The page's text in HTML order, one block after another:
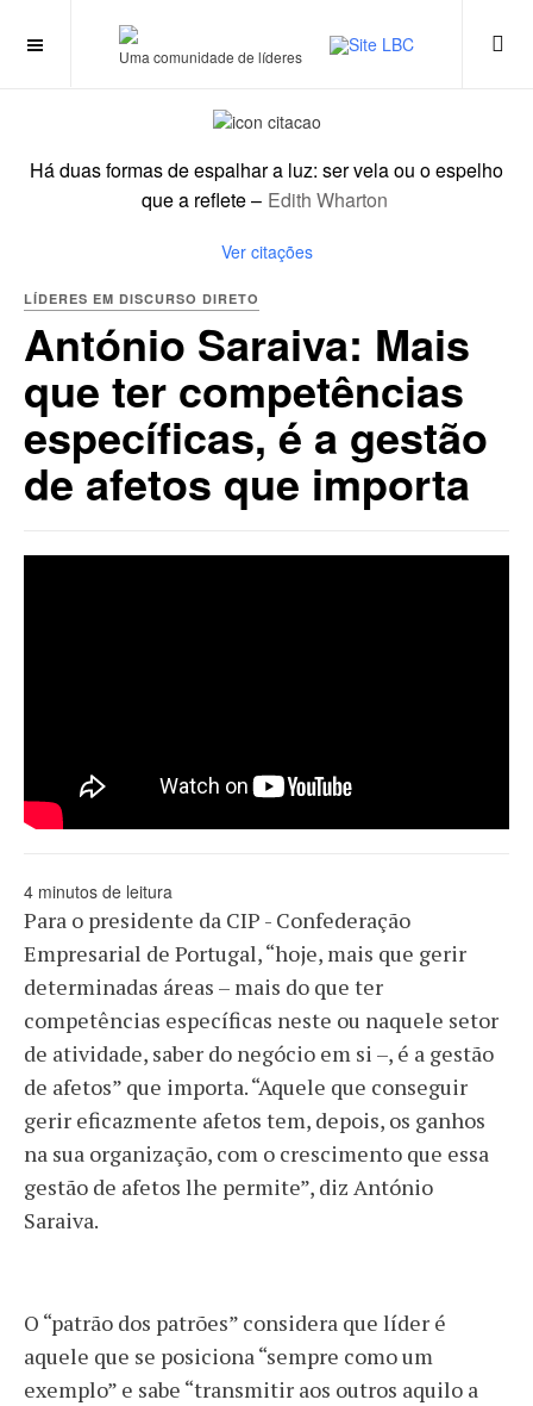
Uma comunidade de líderes
Há duas formas de espalhar a luz: ser vela ou o espelho
que a reflete– Edith Wharton
Ver citações
LÍDERES EM DISCURSO DIRETO
António Saraiva: Mais
que ter competências
específicas, é a gestão
de afetos que importa
4 minutos de leitura
Para o presidente da CIP - Confederação
Empresarial de Portugal, “hoje, mais que gerir
determinadas áreas – mais do que ter
competências específicas neste ou naquele setor
de atividade, saber do negócio em si –, é a gestão
de afetos” que importa. “Aquele que conseguir
gerir eficazmente afetos tem, depois, os ganhos
na sua organização, com o crescimento que essa
gestão de afetos lhe permite”, diz António
Saraiva.
O “patrão dos patrões” considera que líder é
aquele que se posiciona “sempre como um
exemplo” e sabe “transmitir aos outros aquilo a